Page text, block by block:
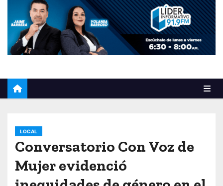
LOCAL
Conversatorio Con Voz de
Mujer evidenció